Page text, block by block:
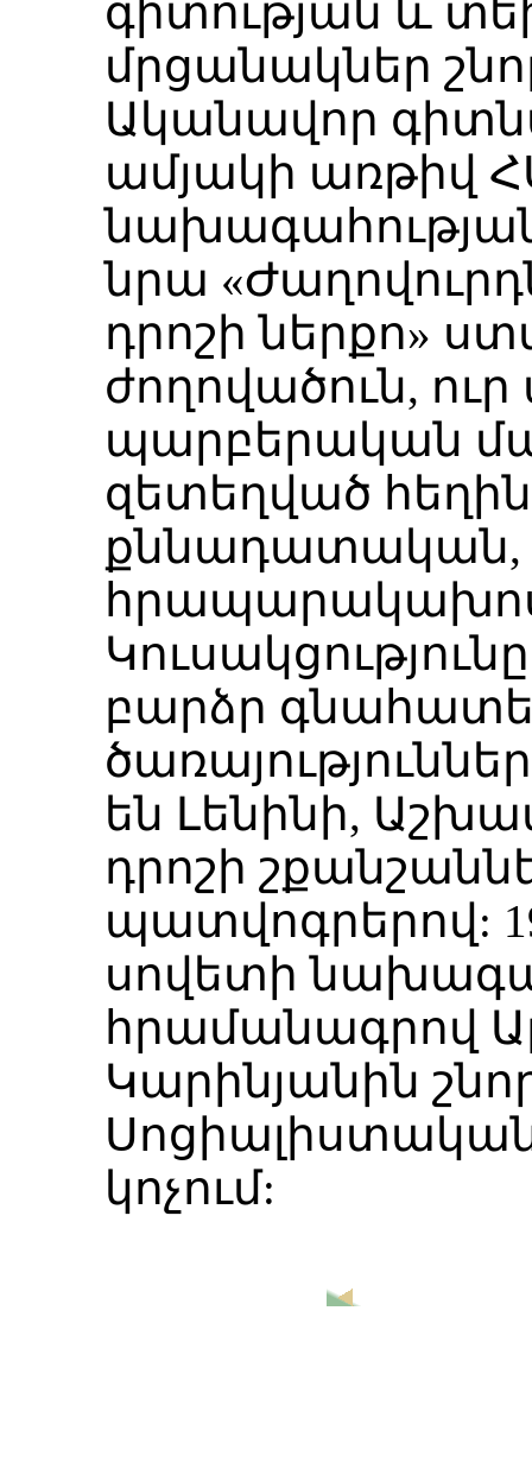
գիտության և
մրցանակներ
Ականավոր
ամյակի առթիվ
նախագահության
նրա
դրոշի ներքո»
ժողովածուն,
պարբերական
զետեղված
բարձր
են Լենինի,
դրոշի
պատվոգրերով:
սովետի
հրամանագրով
Կարինյանին
կոչում: